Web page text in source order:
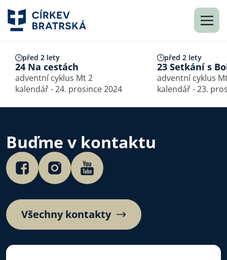
před 2 lety
24 Na cestách
adventní cyklus Mt 2
kalendář - 24. prosince 2024
před 2 lety
23 Setkání s
adventní cyklus
kalendář - 23.
Buďme v kontaktu
Všechny kontakty